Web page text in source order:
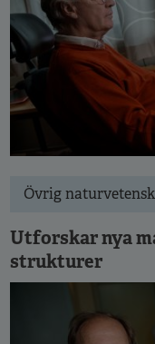
Övrig
Utforskar nya
strukturer